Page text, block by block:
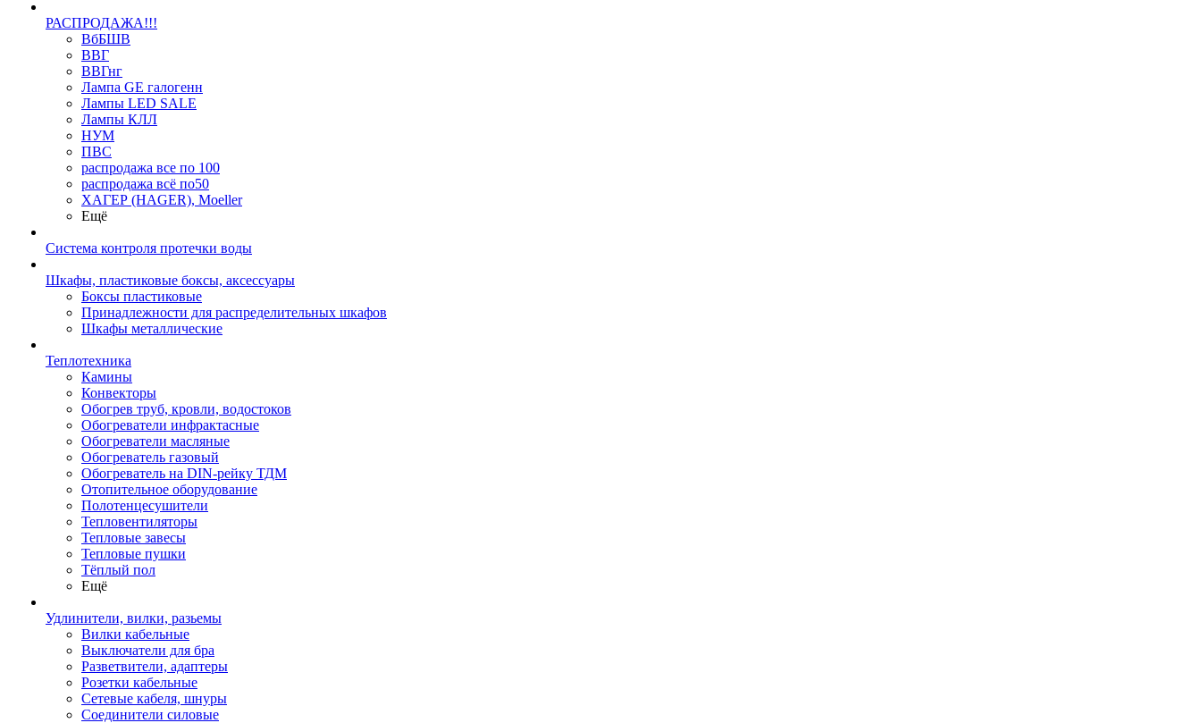
РАСПРОДАЖА!!!
ВбБШВ
ВВГ
ВВГнг
Лампа GE галогенн
Лампы LED SALE
Лампы КЛЛ
НУМ
ПВС
распродажа все по 100
распродажа всё по50
ХАГЕР (HAGER), Moeller
Ещё
Система контроля протечки воды
Шкафы, пластиковые боксы, аксессуары
Боксы пластиковые
Принадлежности для распределительных шкафов
Шкафы металлические
Теплотехника
Камины
Конвекторы
Обогрев труб, кровли, водостоков
Обогреватели инфрактасные
Обогреватели масляные
Обогреватель газовый
Обогреватель на DIN-рейку ТДМ
Отопительное оборудование
Полотенцесушители
Тепловентиляторы
Тепловые завесы
Тепловые пушки
Тёплый пол
Ещё
Удлинители, вилки, разьемы
Вилки кабельные
Выключатели для бра
Разветвители, адаптеры
Розетки кабельные
Сетевые кабеля, шнуры
Соединители силовые